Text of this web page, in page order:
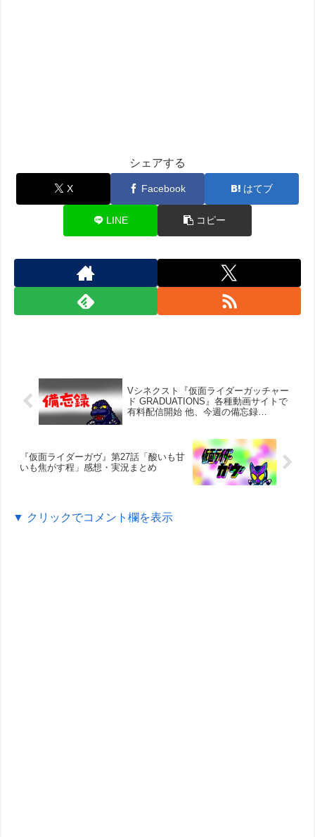
シェアする
X Facebook はてブ
LINE コピー
Vシネクスト『仮面ライダーガッチャー
ド GRADUATIONS』各種動画サイトで
有料配信開始 他、今週の備忘録
『仮面ライダーガヴ』第27話「酸いも甘
いも焦がす程」感想・実況まとめ
▼ クリックでコメント欄を表示